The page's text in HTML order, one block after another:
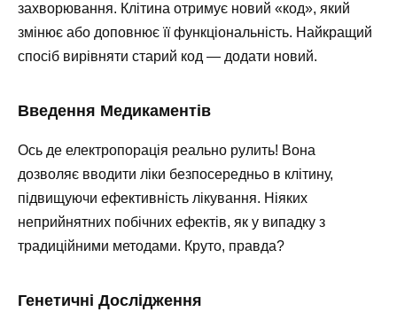
захворювання. Клітина отримує новий «код», який
змінює або доповнює її функціональність. Найкращий
спосіб вирівняти старий код — додати новий.
Введення Медикаментів
Ось де електропорація реально рулить! Вона
дозволяє вводити ліки безпосередньо в клітину,
підвищуючи ефективність лікування. Ніяких
неприйнятних побічних ефектів, як у випадку з
традиційними методами. Круто, правда?
Генетичні Дослідження